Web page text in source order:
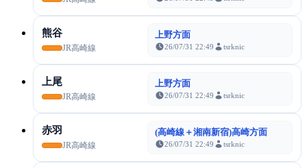
熊谷
JR高崎線
上野方面
26/07/31 22:49 tsrknic
上尾
JR高崎線
上野方面
26/07/31 22:49 tsrknic
赤羽
JR高崎線
(高崎線＋湘南新宿)高崎方面
26/07/31 22:49 tsrknic